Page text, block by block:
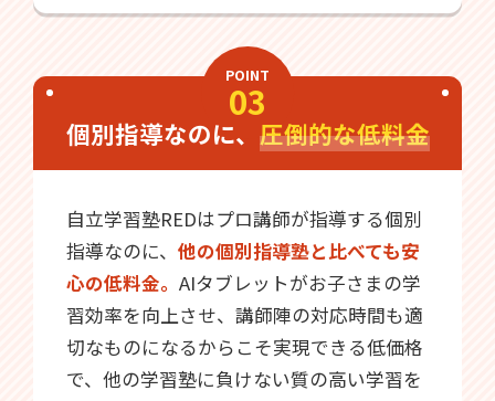
POINT
03
個別指導なのに、 圧倒的な低料金
自立学習塾REDはプロ講師が指導する個別
指導なのに、 他の個別指導塾と比べても安
心の低料金。 AIタブレットがお子さまの学
習効率を向上させ、講師陣の対応時間も適
切なものになるからこそ実現できる低価格
で、他の学習塾に負けない質の高い学習を